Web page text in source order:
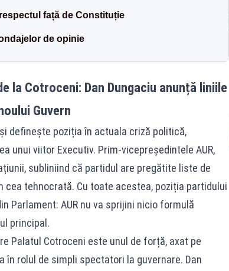
față de Constituție
de opinie
la Cotroceni: Dan Dungaciu anunță liniile
Guvern
definește poziția în actuala criză politică,
unui viitor Executiv. Prim-vicepreședintele AUR,
subliniind că partidul are pregătite liste de
tehnocrată. Cu toate acestea, poziția partidului
Parlament: AUR nu va sprijini nicio formulă
principal.
Palatul Cotroceni este unul de forță, axat pe
rolul de simpli spectatori la guvernare. Dan